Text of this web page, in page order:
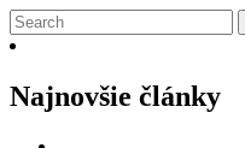
Najnovšie články